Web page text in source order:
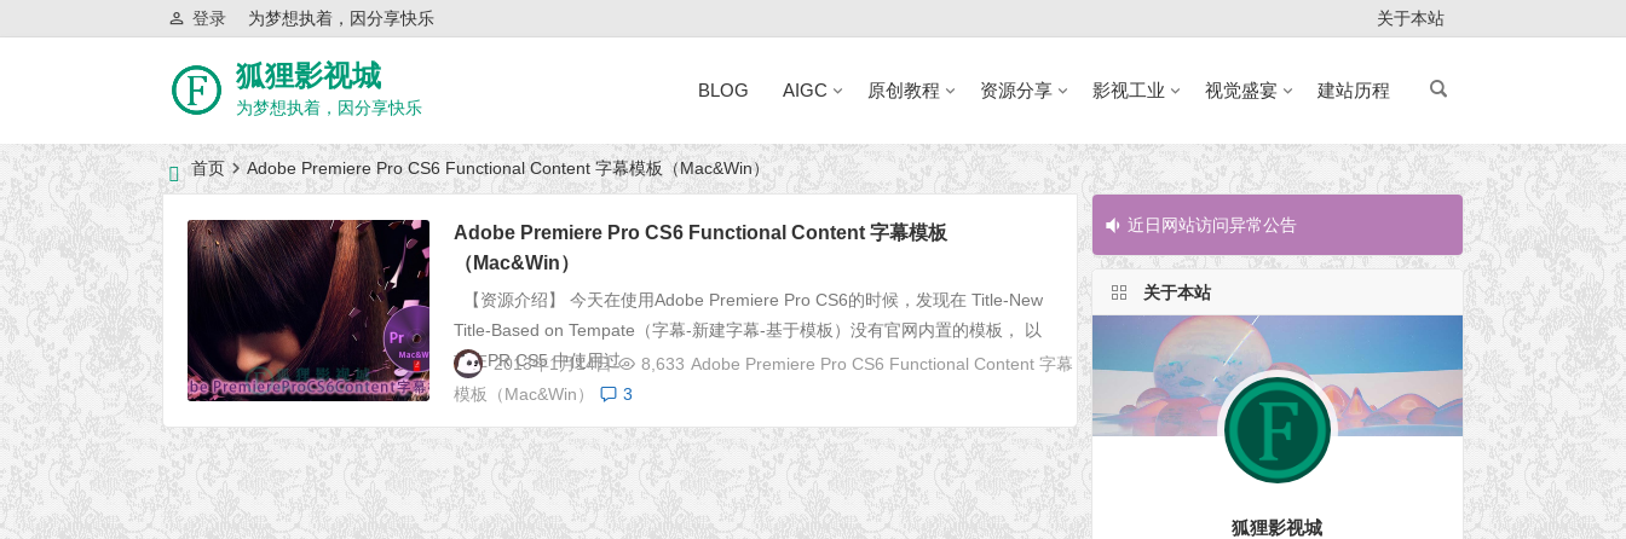
为梦想执着，因分享快乐
登录 关于本站
狐狸影视城
为梦想执着，因分享快乐
BLOG AIGC 原创教程 资源分享 影视工业 视觉盛宴 建站历程
首页 Adobe Premiere Pro CS6 Functional Content 字幕模板（Mac&Win）
Adobe Premiere Pro CS6 Functional Content 字幕模板
（Mac&Win）
【资源介绍】 今天在使用Adobe Premiere Pro CS6的时候，发现在 Title-New
Title-Based on Tempate（字幕-新建字幕-基于模板）没有官网内置的模板， 以
前在PR CS5 中使用过...
2013年1月14日 8,633 Adobe Premiere Pro CS6 Functional Content 字幕
模板（Mac&Win）
3
近日网站访问异常公告 近日网站访问异常公告 近日网站访问异常公告 近日网站访问
关于本站
狐狸影视城